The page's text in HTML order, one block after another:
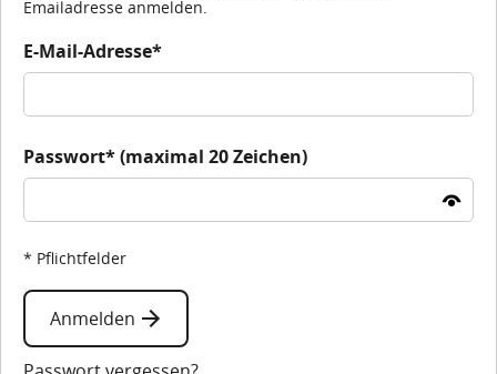
Emailadresse anmelden.
E-Mail-Adresse*
Passwort* (maximal 20 Zeichen)
* Pflichtfelder
Anmelden